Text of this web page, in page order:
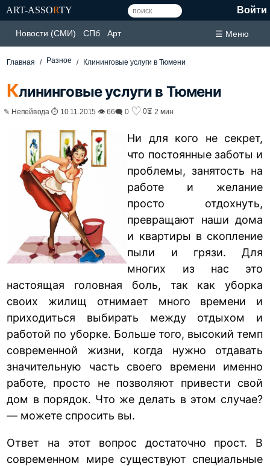
ART-ASSORTY Войти
Новости (СМИ) СПб Арт ☰ Меню
Главная Разное Клининговые услуги в Тюмени
Клининговые услуги в Тюмени
✎ Непейвода ⏱ 10.11.2015 👁 66🗨 0 ♡ 0⏳ 2 мин
Ни для кого не секрет,
что постоянные заботы и
проблемы, занятость на
работе и желание
просто отдохнуть,
превращают наши дома
и квартиры в скопление
пыли и грязи. Для
многих из нас это
настоящая головная боль, так как уборка
своих жилищ отнимает много времени и
приходиться выбирать между отдыхом и
работой по уборке. Больше того, высокий темп
современной жизни, когда нужно отдавать
значительную часть своего времени именно
работе, просто не позволяют привести свой
дом в порядок. Что же делать в этом случае?
— можете спросить вы.
Ответ на этот вопрос достаточно прост. В
современном мире существуют специальные